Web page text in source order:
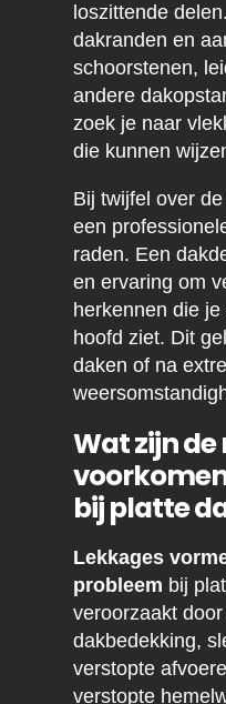
loszittende
dakranden en
schoorstenen,
andere
zoek je naar
die kunnen
Bij twijfel over
een
raden. Een
en ervaring om
herkennen die
hoofd ziet. Dit
daken of na
Wat zijn de
bij platte
Lekkages
probleem bij
veroorzaakt
dakbedekking,
verstopte
verstopte